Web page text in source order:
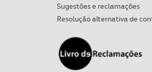
Sugestões e reclamações
Resolução alternativa de